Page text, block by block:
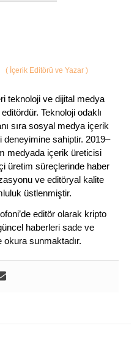
(İçerik Editörü ve Yazar )
teknoloji ve dijital medya
Teknoloji odaklı
sıra sosyal medya içerik
sahiptir. 2019–
medyada içerik üreticisi
üretim süreçlerinde haber
ve editöryal kalite
üstlenmiştir.
editör olarak kripto
haberleri sade ve
okura sunmaktadır.